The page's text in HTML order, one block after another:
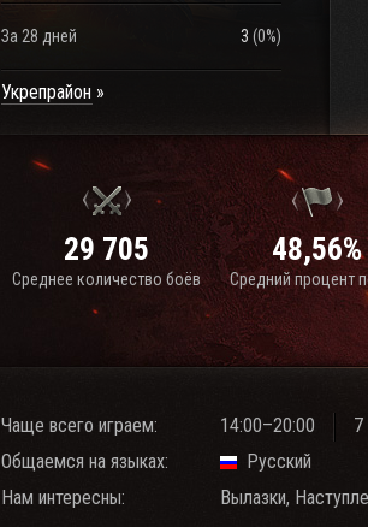
За 28 дней 3 (0%)
Укрепрайон
29 705
Среднее количество боёв
48,56%
Средний процент
Чаще всего играем: 14:00–20:00
7
Общаемся на языках:
Русский
Нам интересны:
Вылазки,